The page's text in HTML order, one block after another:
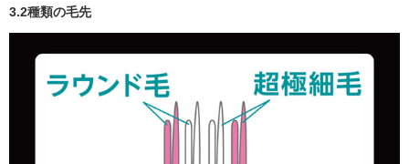
3.2種類の毛先